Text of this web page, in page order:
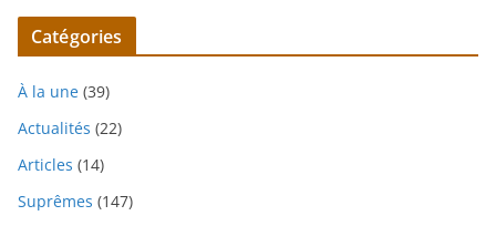
Catégories
À la une (39)
Actualités (22)
Articles (14)
Suprêmes (147)